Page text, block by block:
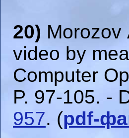
20) Morozov
video by
Computer
P. 97-105. -
957. (pdf-